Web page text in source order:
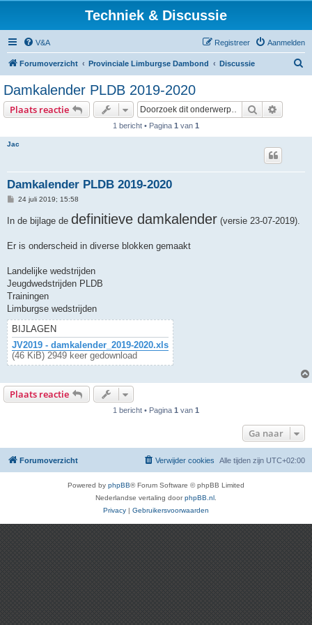
Techniek & Discussie
V&A Aanmelden
Registreer
Forumoverzicht Provinciale Limburgse Dambond Discussie
Damkalender PLDB 2019-2020
Plaats reactie Zoek
1 bericht • Pagina 1 van 1
Jac
Damkalender PLDB 2019-2020
B
t
24 juli 2019; 15:58
In de bijlage de definitieve damkalender (versie 23-07-2019).
Er is onderscheid in diverse blokken gemaakt
Landelijke wedstrijden
Jeugdwedstrijden PLDB
Trainingen
Limburgse wedstrijden
BIJLAGEN
JV2019 - damkalender_2019-2020.xls
(46 KiB) 2949 keer gedownload
Plaats reactie
1 bericht • Pagina 1 van 1
Ga naar
Forumoverzicht Alle tijden zijn UTC+02:00
Verwijder cookies
Powered by phpBB® Forum Software © phpBB Limited
Nederlandse vertaling doorphpBB.nl
Privacy | Gebruikersvoorwaarden